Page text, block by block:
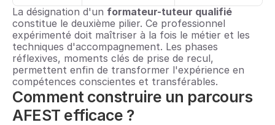
La désignation d'un formateur-tuteur qualifié
constitue le deuxième pilier. Ce professionnel
expérimenté doit maîtriser à la fois le métier et les
techniques d'accompagnement. Les phases
réflexives, moments clés de prise de recul,
permettent enfin de transformer l'expérience en
compétences conscientes et transférables.
Comment construire un parcours
AFEST efficace ?